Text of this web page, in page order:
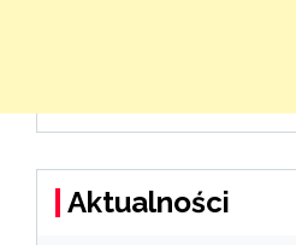
Aktualności